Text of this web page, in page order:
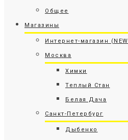
Общее
Магазины
Интернет-магазин (NEW
Москва
Химки
Теплый Стан
Белая Дача
Санкт-Петербург
Дыбенко